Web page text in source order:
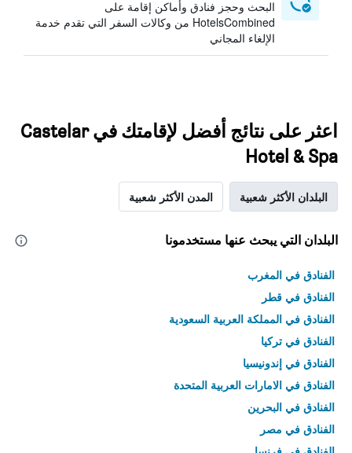
البحث وحجز فنادق وأماكن إقامة على
HotelsCombined من وكالات السفر التي تقدم خدمة
الإلغاء المجاني
اعثر على نتائج أفضل لإقامتك في Castelar
Hotel & Spa
البلدان الأكثر شعبية المدن الأكثر شعبية
البلدان التي يبحث عنها مستخدمونا
الفنادق في المغرب
الفنادق في قطر
الفنادق في المملكة العربية السعودية
الفنادق في تركيا
الفنادق في إندونيسيا
الفنادق في الامارات العربية المتحدة
الفنادق في البحرين
الفنادق في مصر